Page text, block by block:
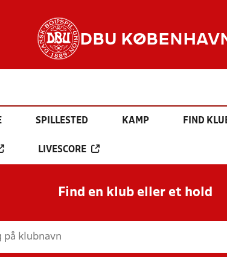
DBU
SPILLESTED KAMP FIND
LIVESCORE
Find en klub eller et hold